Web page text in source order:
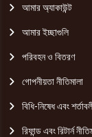
আমার অ্যাকাউন্ট
আমার ইচ্ছাগুলি
পরিবহন ও বিতরণ
গোপনীয়তা নীতিমালা
বিধি-নিষেধ এবং
রিফান্ড এবং রিটার্ন